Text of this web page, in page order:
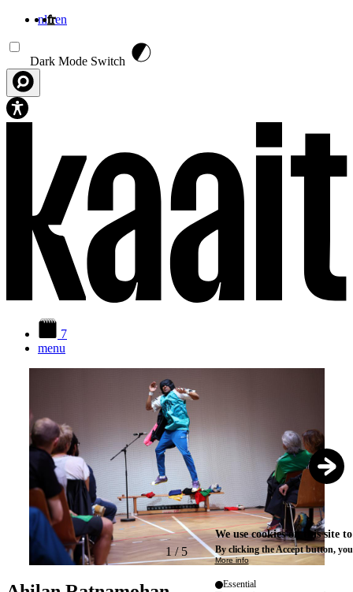
nlfren
Dark Mode Switch
7
menu
1 / 5
We use cookies on this site
By clicking the Accept button,
More info
Essential